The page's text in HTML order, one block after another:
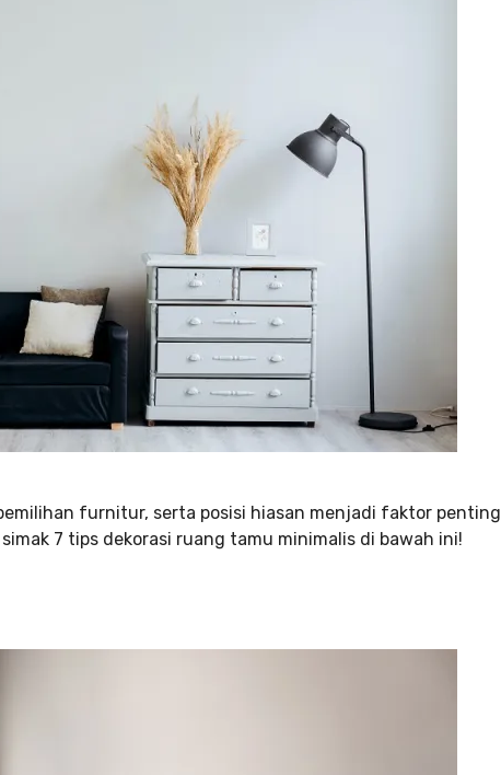
furnitur, serta posisi hiasan menjadi faktor penting
7 tips dekorasi ruang tamu minimalis di bawah ini!